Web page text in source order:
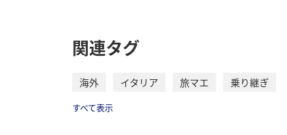
関連タグ
海外 イタリア 旅マエ 乗り継ぎ
すべて表示